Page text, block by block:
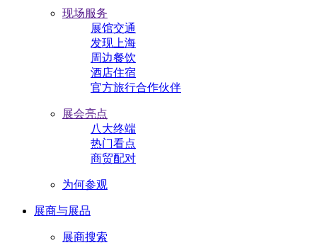
现场服务
展馆交通
发现上海
周边餐饮
酒店住宿
官方旅行合作伙伴
展会亮点
八大终端
热门看点
商贸配对
为何参观
展商与展品
展商搜索